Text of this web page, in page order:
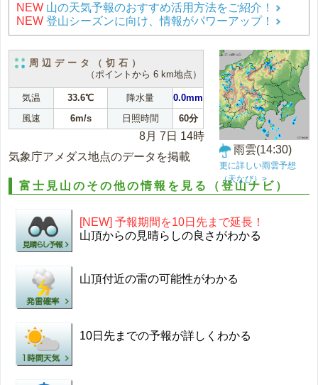
NEW 山の天気予報のおすすめ活用方法をご紹介！
NEW 登山シーズンに向け、情報がパワーアップ！
周辺データ（切石）
（ポイントから 6 km地点）
気温 33.6℃ 降水量
0.0mm
風速
6m/s 日照時間 60分
8月 7日 14時
気象庁アメダス地点のデータを掲載
雨雲(14:30)
更に詳しい雨雲予想
（天なび）>
富士見山のその他の情報を見る（登山ナビ）
[NEW] 予報期間を10日先まで延長！
山頂からの見晴らしの良さがわかる
山頂付近の雷の可能性がわかる
10日先までの予報が詳しくわかる